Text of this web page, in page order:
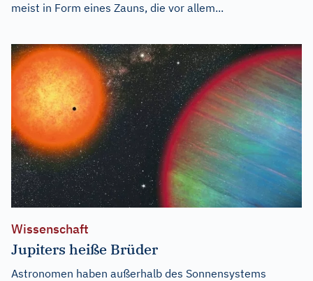
meist in Form eines Zauns, die vor allem...
Wissenschaft
Jupiters heiße Brüder
Astronomen haben außerhalb des Sonnensystems